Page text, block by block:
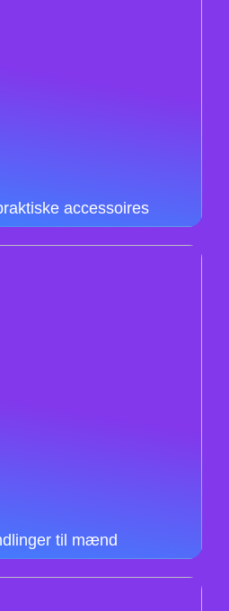
accessoires
til mænd